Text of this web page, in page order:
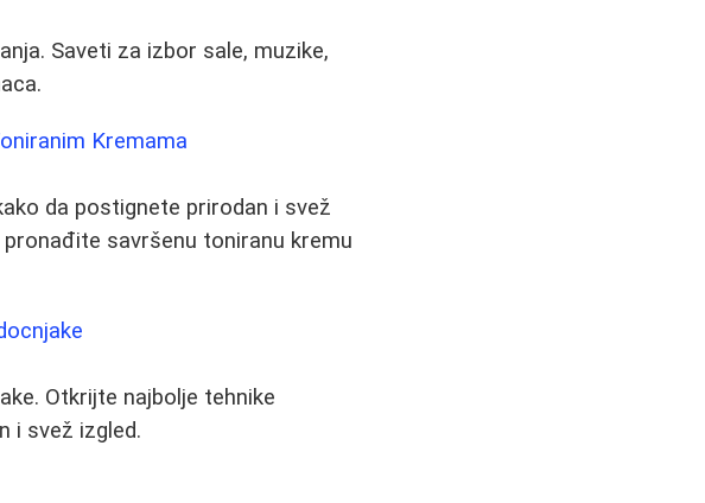
Saveti za izbor sale, muzike,
Kremama
da postignete prirodan i svež
savršenu toniranu kremu
Otkrijte najbolje tehnike
i svež izgled.